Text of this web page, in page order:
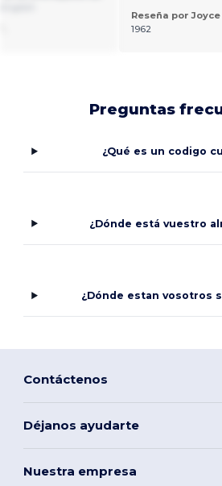
Reseña por Joyce
1962
Preguntas
¿Qué es un codigo
¿Dónde está vuestro
¿Dónde estan vosotros
Contáctenos
Déjanos ayudarte
Nuestra empresa